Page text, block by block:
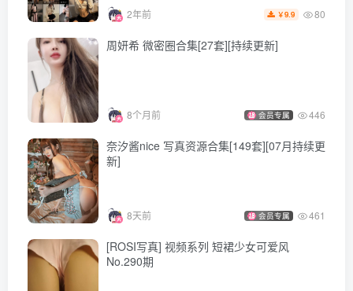
[ROSI写真]口罩系列 2026.01.18 NO.3507 [92P230MB]
[ROSI写真]口罩系列 2026.01.17 NO.3506 [121P328MB]
[ROSI写真]口罩系列 2026.01.15 NO.3504 [53P153MB]
[ROSI写真]口罩系列 2026.01.14 NO.3503 [100P216MB]
[ROSI写真]口罩系列 2026.01.13 NO.3502 [80P217MB]
[ROSI写真]口罩系列 2026.01.12 NO.3501 [128P343MB]
[ROSI写真]口罩系列 2026.01.11 NO.3500 [118P267MB]
[ROSI写真]口罩系列 2026.01.10 NO.3499 [100P240MB]
[ROSI写真]口罩系列 2026.01.08 NO.3497 [125P281MB]
[ROSI写真]口罩系列 2026.01.07 NO.3496 [119P354MB]
2年前 ￥9.9 80
周妍希 微密圈合集[27套][持续更新]
8个月前 会员专属 446
奈汐酱nice 写真资源合集[149套][07月持续更
新]
8天前 会员专属 461
[ROSI写真] 视频系列 短裙少女可爱风
No.290期